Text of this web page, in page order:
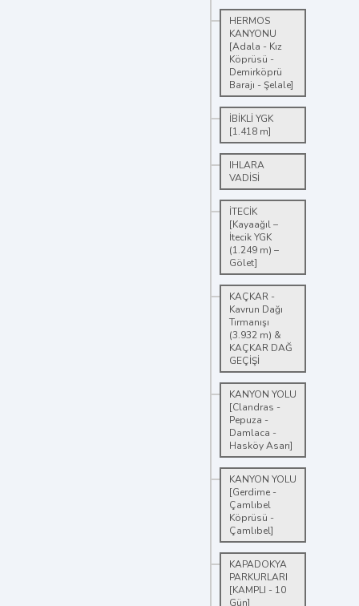
HERMOS
KANYONU
[Adala - Kız
Köprüsü -
Demirköprü
Barajı - Şelale]
İBİKLİ YGK
[1.418 m]
IHLARA
VADİSİ
İTECİK
[Kayaağıl –
İtecik YGK
(1.249 m) –
Gölet]
KAÇKAR -
Kavrun Dağı
Tırmanışı
(3.932 m) &
KAÇKAR DAĞ
GEÇİŞİ
KANYON YOLU
[Clandras -
Pepuza -
Damlaca -
Hasköy Asarı]
KANYON YOLU
[Gerdime -
Çamlıbel
Köprüsü -
Çamlıbel]
KAPADOKYA
PARKURLARI
[KAMPLI - 10
Gün]